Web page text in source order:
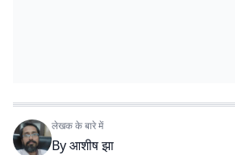
लेखक के बारे में
Byआशीष झा